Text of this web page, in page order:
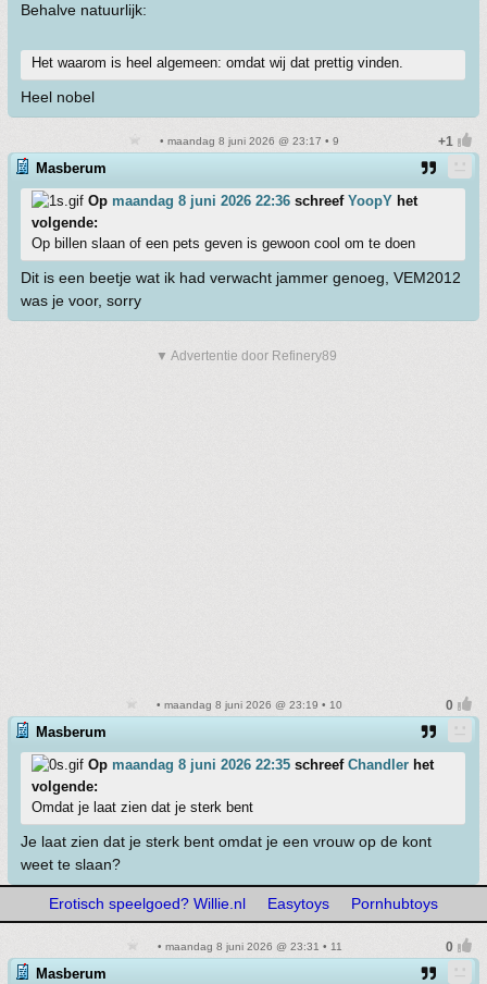
Behalve natuurlijk:
Het waarom is heel algemeen: omdat wij dat prettig vinden.
Heel nobel
• maandag 8 juni 2026 @ 23:17 • 9
Masberum
Op maandag 8 juni 2026 22:36 schreef YoopY het
volgende:
Op billen slaan of een pets geven is gewoon cool om te doen
Dit is een beetje wat ik had verwacht jammer genoeg, VEM2012
was je voor, sorry
▼ Advertentie door Refinery89
• maandag 8 juni 2026 @ 23:19 • 10
Masberum
Op maandag 8 juni 2026 22:35 schreef Chandler het
volgende:
Omdat je laat zien dat je sterk bent
Je laat zien dat je sterk bent omdat je een vrouw op de kont
weet te slaan?
Erotisch speelgoed? Willie.nl Easytoys Pornhubtoys
• maandag 8 juni 2026 @ 23:31 • 11
Masberum